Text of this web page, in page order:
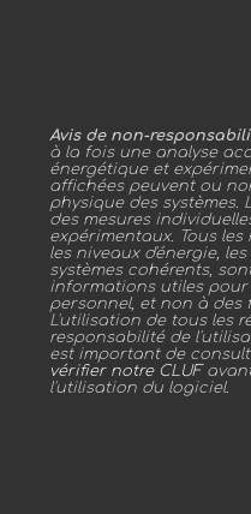
Avis de non-
à la fois une analyse
énergétique et
affichées peuvent ou
physique des systèmes.
des mesures
expérimentaux. Tous
les niveaux d'énergie,
systèmes cohérents,
informations utiles pour
personnel, et non à des
L'utilisation de tous les
responsabilité de
est important de
vérifier notre CLUF
l'utilisation du logiciel.